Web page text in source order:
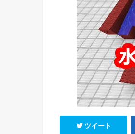
ツイート